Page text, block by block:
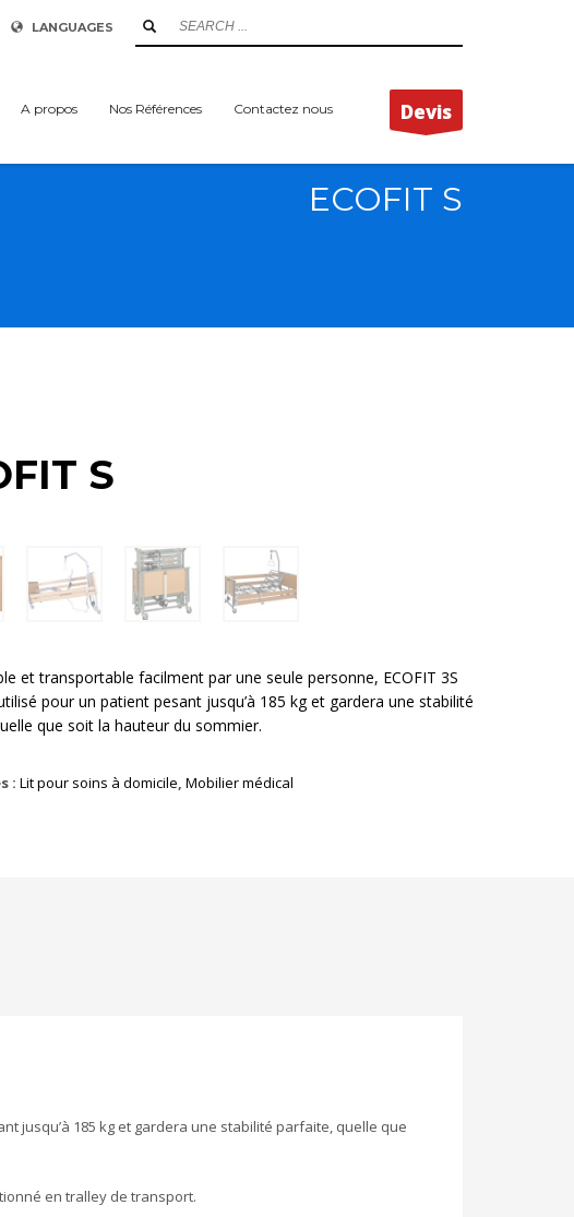
LANGUAGES
A propos Nos Références Contactez nous Devis
ECOFIT S
S
et transportable facilment par une seule personne, ECOFIT 3S
pour un patient pesant jusqu’à 185 kg et gardera une stabilité
que soit la hauteur du sommier.
: Lit pour soins à domicile, Mobilier médical
jusqu’à 185 kg et gardera une stabilité parfaite, quelle que
en tralley de transport.